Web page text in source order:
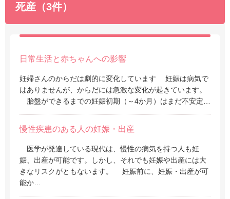
死産（3件）
日常生活と赤ちゃんへの影響
妊婦さんのからだは劇的に変化しています 妊娠は病気で
はありませんが、からだには急激な変化が起きています。
胎盤ができるまでの妊娠初期（～4か月）はまだ不安定…
慢性疾患のある人の妊娠・出産
医学が発達している現代は、慢性の病気を持つ人も妊
娠、出産が可能です。しかし、それでも妊娠や出産には大
きなリスクがともないます。 妊娠前に、妊娠・出産が可
能か…